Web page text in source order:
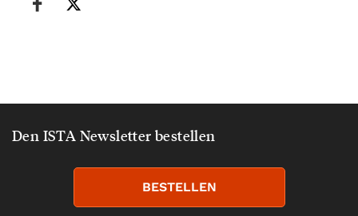
Den ISTA Newsletter bestellen
BESTELLEN